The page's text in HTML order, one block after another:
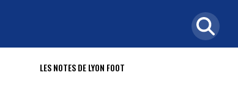
LES NOTES DE LYON FOOT